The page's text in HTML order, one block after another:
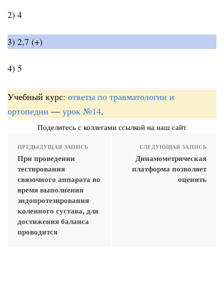
2) 4
3) 2,7 (+)
4) 5
Учебный курс: ответы по травматологии и
ортопедии — урок №14.
Поделитесь с коллегами ссылкой на наш сайт
ПРЕДЫДУЩАЯ ЗАПИСЬ
При проведении
тестирования
связочного аппарата во
время выполнения
эндопротезирования
коленного сустава, для
достижения баланса
проводится
СЛЕДУЮЩАЯ ЗАПИСЬ
Динамометрическая
платформа позволяет
оценить